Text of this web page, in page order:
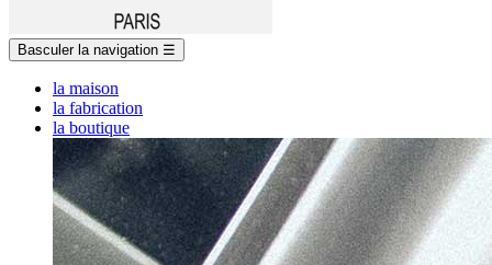
Basculer la navigation ☰
la maison
la fabrication
la boutique